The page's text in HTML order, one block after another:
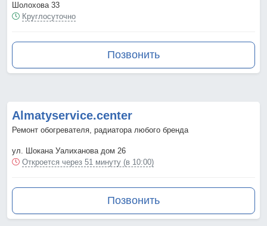
Шолохова 33
Круглосуточно
Позвонить
Almatyservice.center
Ремонт обогревателя, радиатора любого бренда
ул. Шокана Уалиханова дом 26
Откроется через 51 минуту (в 10:00)
Позвонить